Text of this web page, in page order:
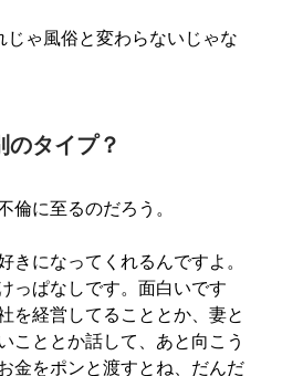
じゃ風俗と変わらないじゃな
のタイプ？
に至るのだろう。
きになってくれるんですよ。
っぱなしです。面白いです
を経営してることとか、妻と
こととか話して、あと向こう
金をポンと渡すとね、だんだ